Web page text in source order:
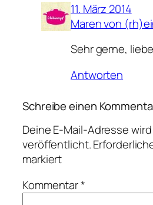
11. März 2014
Maren von
Sehr gerne,
Antworten
Schreibe einen
Deine E-Mail-Adresse
veröffentlicht.
markiert
Kommentar*